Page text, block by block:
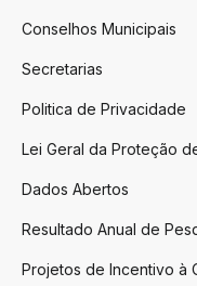
Conselhos Municipais
Secretarias
Politica de Privacidade
Lei Geral da Proteção
Dados Abertos
Resultado Anual de
Projetos de Incentivo à